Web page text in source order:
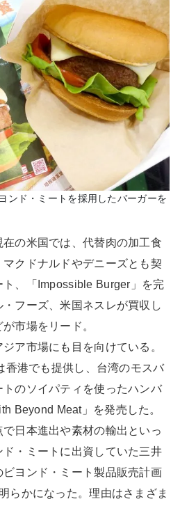
ンド・ミートを採用したバーガーを
の米国では、代替肉の加工食
クドナルドやデニーズとも契
、「Impossible Burger」を完
フーズ、米国ネスレが買収し
市場をリード。
ア市場にも目を向けている。
香港でも提供し、台湾のモスバ
のソイパティを使ったハンバ
Beyond Meat」を発売した。
日本進出や素材の輸出といっ
・ミートに出資していた三井
ヨンド・ミート製品販売計画
らかになった。理由はさまざま